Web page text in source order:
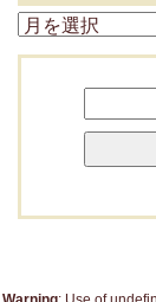
ア
ー
検
索: